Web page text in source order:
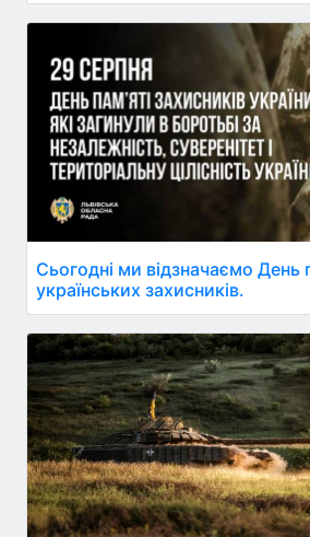
Сьогодні ми відзначаємо День
українських захисників.